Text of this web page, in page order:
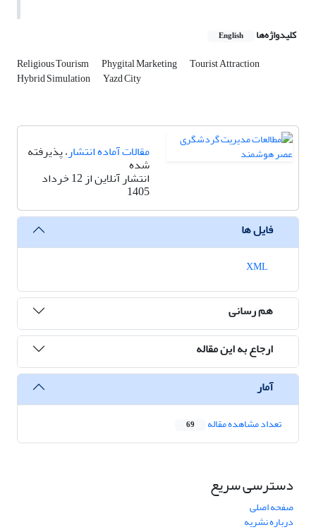
کلیدواژه‌ها English
Religious Tourism Phygital Marketing Tourist Attraction
Hybrid Simulation Yazd City
مقالات آماده انتشار، پذیرفته
شده
انتشار آنلاین از 12 خرداد
1405
فایل ها
هم رسانی
ارجاع به این مقاله
آمار
تعداد مشاهده مقاله 69
دسترسی سریع
صفحه اصلی
درباره نشریه